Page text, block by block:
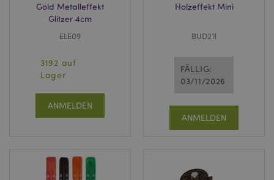
Gold Metalleffekt
Glitzer 4cm
ELE09
3192 auf
Lager
ANMELDEN
Holzeffekt Mini
BUD211
FÄLLIG:
03/11/2026
ANMELDEN